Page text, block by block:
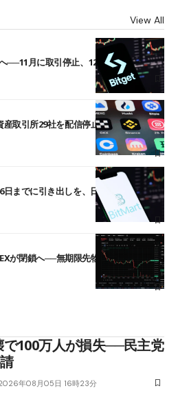
View All
月に取引停止、12月末に強制決済
取引所29社を配信停止──OKXやバイビ
までに引き出しを、日本人利用者も対
が閉鎖へ──無期限先物を生んだ11年に
で100万人が損失──民主党
年08月05日 16時23分